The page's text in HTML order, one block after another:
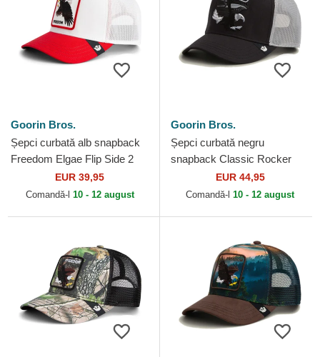
Goorin Bros.
Șepci curbată alb snapback
Freedom Elgae Flip Side 2
The Farm Goorin Bros.
EUR 39,95
Comandă-l 10 - 12 august
Goorin Bros.
Șepci curbată negru
snapback Classic Rocker
Freedom The Farm Goorin
Bros.
EUR 44,95
Comandă-l 10 - 12 august